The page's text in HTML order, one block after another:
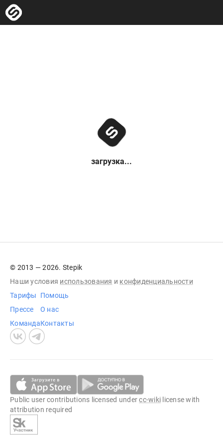
загрузка...
© 2013 — 2026. Stepik
Наши условия использования и конфиденциальности
Тарифы
Прессе
Команда
Помощь
О нас
Контакты
Public user contributions licensed undercc-wiki license with
attribution required